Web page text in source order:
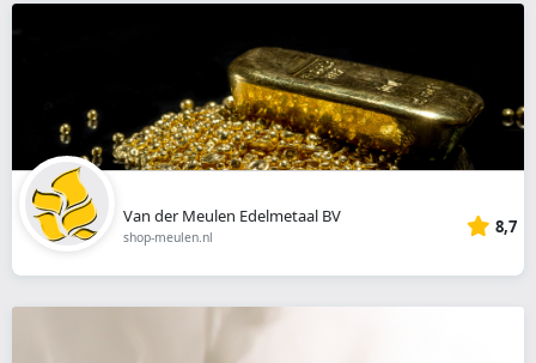
Van der Meulen Edelmetaal BV
shop-meulen.nl 8,7